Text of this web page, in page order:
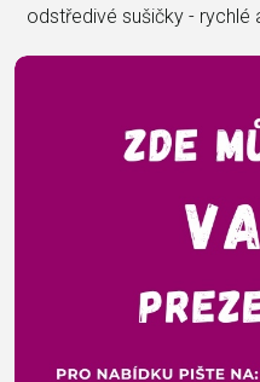
odstředivé sušičky -